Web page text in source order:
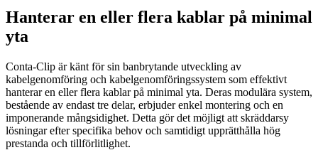
Hanterar en eller flera kablar på minimal
yta
Conta-Clip är känt för sin banbrytande utveckling av
kabelgenomföring och kabelgenomföringssystem som effektivt
hanterar en eller flera kablar på minimal yta. Deras modulära system,
bestående av endast tre delar, erbjuder enkel montering och en
imponerande mångsidighet. Detta gör det möjligt att skräddarsy
lösningar efter specifika behov och samtidigt upprätthålla hög
prestanda och tillförlitlighet.